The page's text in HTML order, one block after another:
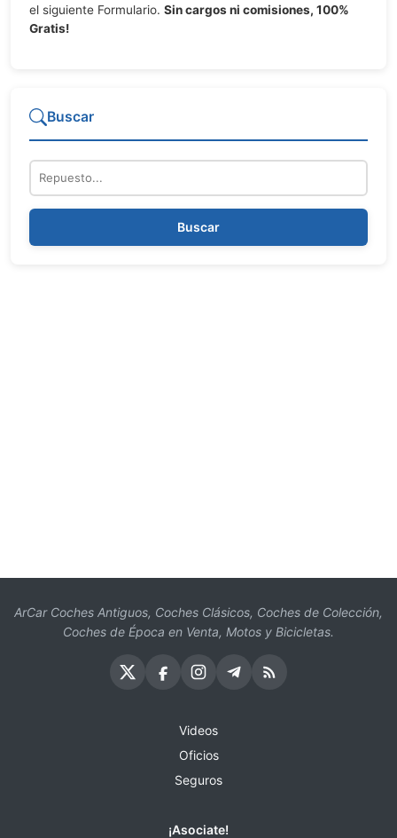
el siguiente Formulario. Sin cargos ni comisiones, 100%
Gratis!
Buscar
Repuesto
Buscar
ArCar Coches Antiguos, Coches Clásicos, Coches de Colección,
Coches de Época en Venta, Motos y Bicicletas.
Videos
Oficios
Seguros
¡Asociate!